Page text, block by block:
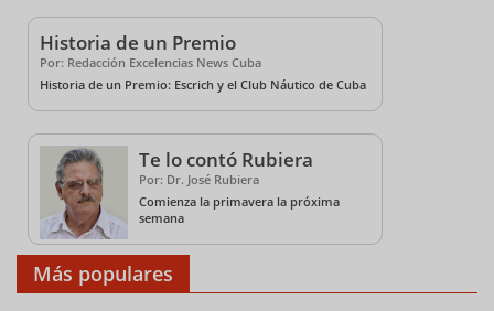
Historia de un Premio
Por: Redacción Excelencias News Cuba
Historia de un Premio: Escrich y el Club Náutico de Cuba
Te lo contó Rubiera
Por: Dr. José Rubiera
Comienza la primavera la próxima
semana
Más populares